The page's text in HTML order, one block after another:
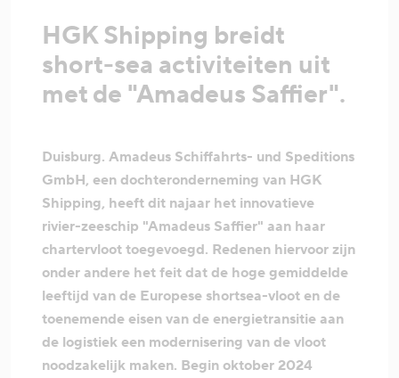
HGK Shipping breidt
short-sea activiteiten uit
met de "Amadeus Saffier".
Duisburg. Amadeus Schiffahrts- und Speditions
GmbH, een dochteronderneming van HGK
Shipping, heeft dit najaar het innovatieve
rivier-zeeschip "Amadeus Saffier" aan haar
chartervloot toegevoegd. Redenen hiervoor zijn
onder andere het feit dat de hoge gemiddelde
leeftijd van de Europese shortsea-vloot en de
toenemende eisen van de energietransitie aan
de logistiek een modernisering van de vloot
noodzakelijk maken. Begin oktober 2024